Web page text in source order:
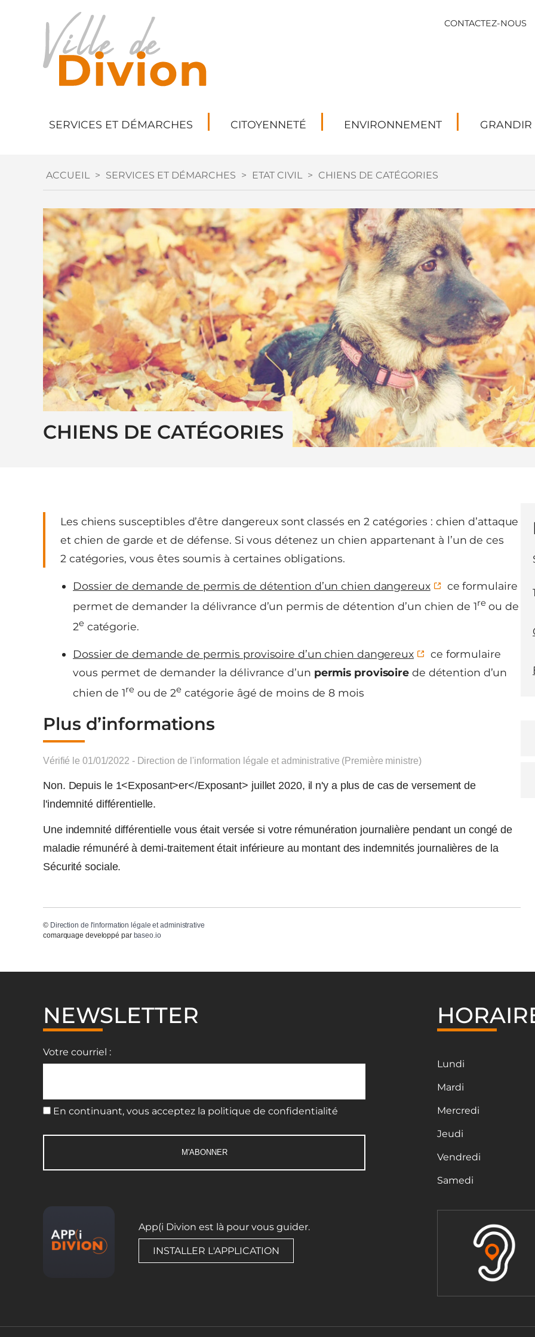
CONTACTEZ-NOUS
SERVICES ET DÉMARCHES CITOYENNETÉ ENVIRONNEMENT GRANDIR
ACCUEIL > SERVICES ET DÉMARCHES > ETAT CIVIL > CHIENS DE CATÉGORIES
CHIENS DE CATÉGORIES
Les chiens susceptibles d’être dangereux sont classés en 2 catégories : chien d’attaque
et chien de garde et de défense. Si vous détenez un chien appartenant à l’un de ces
2 catégories, vous êtes soumis à certaines obligations.
Dossier de demande de permis de détention d’un chien dangereux
ce formulaire
permet de demander la délivrance d’un permis de détention d’un chien de 1re ou de
2e catégorie.
Dossier de demande de permis provisoire d’un chien dangereux
ce formulaire
vous permet de demander la délivrance d’un permis provisoire de détention d’un
chien de 1re ou de 2e catégorie âgé de moins de 8 mois
Plus d’informations
Vérifié le 01/01/2022 - Direction de l'information légale et administrative (Première ministre)
Non. Depuis le 1<Exposant>er</Exposant> juillet 2020, il n'y a plus de cas de versement de
l'indemnité différentielle.
Une indemnité différentielle vous était versée si votre rémunération journalière pendant un congé de
maladie rémunéré à demi-traitement était inférieure au montant des indemnités journalières de la
Sécurité sociale.
© Direction de l'information légale et administrative
comarquage developpé par baseo.io
NEWSLETTER
Votre courriel :
En continuant, vous acceptez la politique de confidentialité
App(i Divion est là pour vous guider.
INSTALLER L'APPLICATION
Lundi
Mardi
Mercredi
Jeudi
Vendredi
Samedi